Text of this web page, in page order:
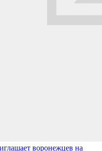
воронежцев на